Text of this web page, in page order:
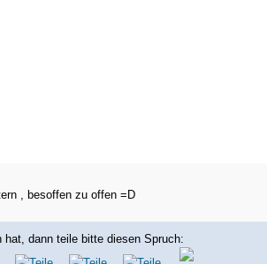
, besoffen zu offen =D
hat, dann teile bitte diesen Spruch: